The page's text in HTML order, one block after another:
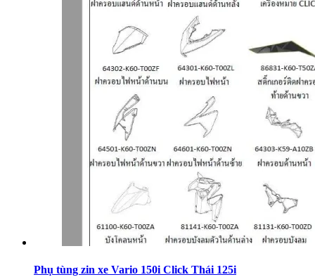
Phụ tùng zin xe Vario 150i Click Thái 125i